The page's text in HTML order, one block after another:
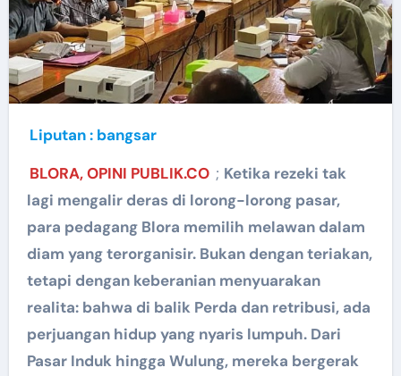
Liputan : bangsar
BLORA, OPINI PUBLIK.CO ; Ketika rezeki tak
lagi mengalir deras di lorong-lorong pasar,
para pedagang Blora memilih melawan dalam
diam yang terorganisir. Bukan dengan teriakan,
tetapi dengan keberanian menyuarakan
realita: bahwa di balik Perda dan retribusi, ada
perjuangan hidup yang nyaris lumpuh. Dari
Pasar Induk hingga Wulung, mereka bergerak